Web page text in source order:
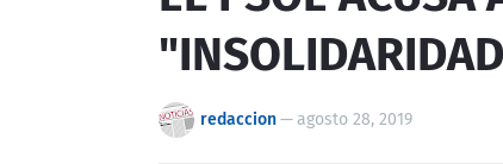
redaccion—agosto 28, 2019